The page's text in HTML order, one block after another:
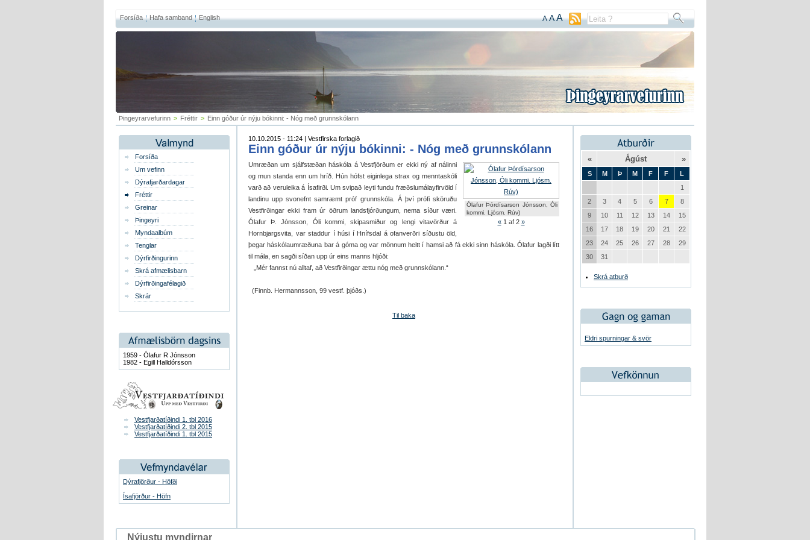
Forsíða Hafa samband English A AA
Þingeyrarvefurinn > Fréttir > Einn góður úr nýju bókinni: - Nóg með grunnskólann
Forsíða
Um vefinn
Dýrafjarðardagar
Fréttir
Greinar
Þingeyri
Myndaalbúm
Tenglar
Dýrfirðingurinn
Skrá afmælisbarn
Dýrfirðingafélagið
Skrár
1959 - Ólafur R Jónsson
1982 - Egill Halldórsson
Vestfjarðatíðindi 1. tbl 2016
Vestfjarðatíðindi 2. tbl 2015
Vestfjarðatíðindi 1. tbl 2015
Dýrafjörður - Höfði
Ísafjörður - Höfn
10.10.2015 - 11:24 | Vestfirska forlagið
Einn góður úr nýju bókinni: - Nóg með grunnskólann
Ólafur Þórdísarson Jónsson, Óli
kommi. Ljósm. Rúv)
« 1 af 2 »
Umræðan um sjálfstæðan háskóla á Vestfjörðum er ekki ný af nálinni
og mun standa enn um hríð. Hún hófst eiginlega strax og menntaskóli
varð að veruleika á Ísafirði. Um svipað leyti fundu fræðslumálayfirvöld í
landinu upp svonefnt samræmt próf grunnskóla. Á því prófi sköruðu
Vestfirðingar ekki fram úr öðrum landsfjórðungum, nema síður væri.
Ólafur Þ. Jónsson, Óli kommi, skipasmiður og lengi vitavörður á
Hornbjargsvita, var staddur í húsi í Hnífsdal á ofanverðri síðustu öld,
þegar háskólaumræðuna bar á góma og var mönnum heitt í hamsi að fá ekki sinn háskóla. Ólafur lagði lítt
til mála, en sagði síðan upp úr eins manns hljóði:
„Mér fannst nú alltaf, að Vestfirðingar ættu nóg með grunnskólann.“
(Finnb. Hermannsson, 99 vestf. þjóðs.)
Til baka
« Ágúst »
S M Þ M F F
L
1
2
3 4 5 6 7
8
9
10 11 12 13 14
15
16
17 18 19 20 21
22
23
24 25 26 27 28
29
30
31
Skrá atburð
Eldri spurningar & svör
Nýjustu myndirnar